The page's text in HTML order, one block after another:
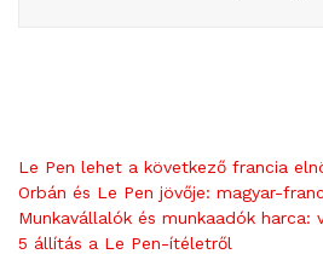
Le Pen lehet a következő francia
Orbán és Le Pen jövője: magyar-
Munkavállalók és munkaadók
5 állítás a Le Pen-ítéletről